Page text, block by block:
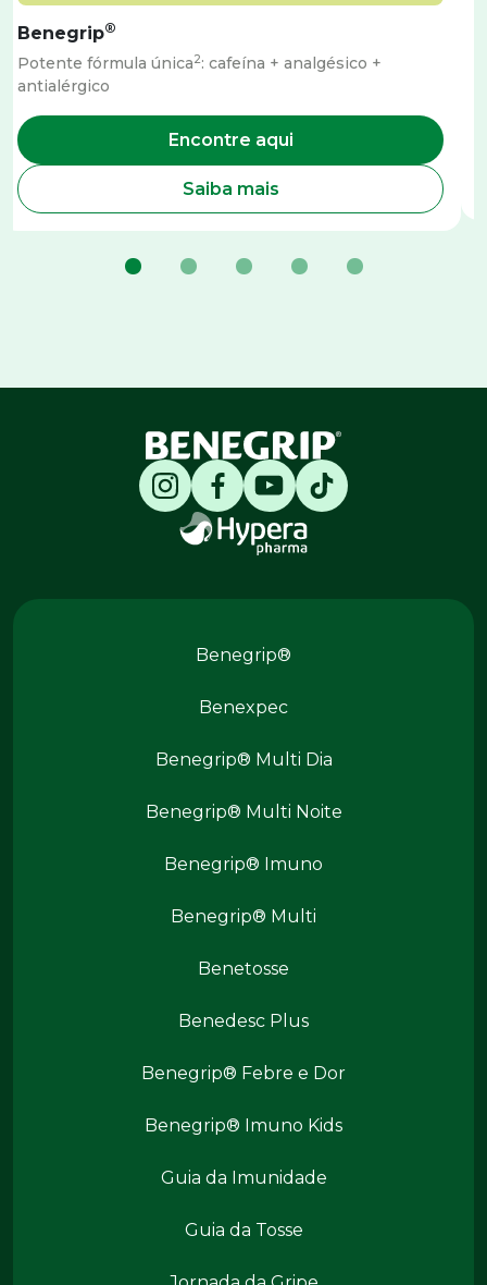
Benegrip®
Potente fórmula única2: cafeína + analgésico +
antialérgico
Encontre aqui
Saiba mais
Produtos Benegrip
Benegrip®
Benexpec
Benegrip® Multi Dia
Benegrip® Multi Noite
Benegrip® Imuno
Produtos Benegrip
Benegrip® Multi
Benetosse
Benedesc Plus
Benegrip® Febre e Dor
Benegrip® Imuno Kids
Benegrip Mais
Guia da Imunidade
Guia da Tosse